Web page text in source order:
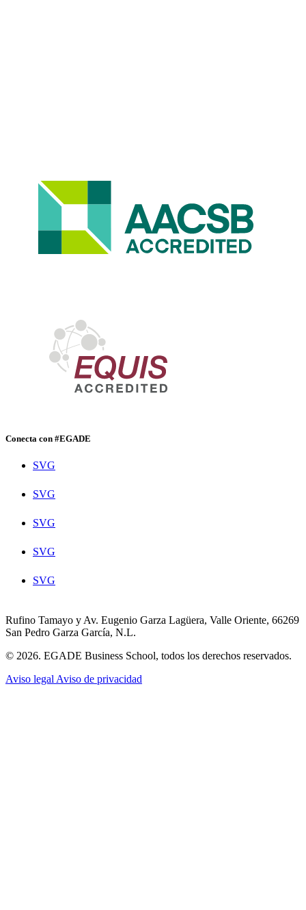
Conecta con #EGADE
SVG
SVG
SVG
SVG
SVG
Rufino Tamayo y Av. Eugenio Garza Lagüera, Valle Oriente, 66269
San Pedro Garza García, N.L.
© 2026. EGADE Business School, todos los derechos reservados.
Aviso legalAviso de privacidad